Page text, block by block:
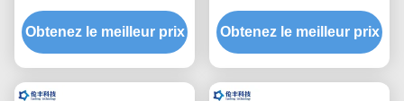
du vert LED de contact à
membrane de Fpc de
circuit
Obtenez le meilleur prix
tactiles de PVC LED
3M468 de PC de clavier
numérique de membrane
Obtenez le meilleur prix